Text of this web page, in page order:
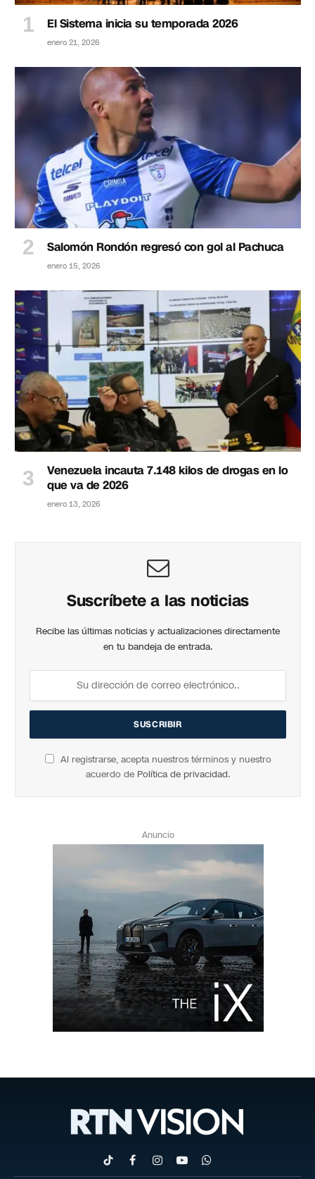
El Sistema inicia su temporada 2026
enero 21, 2026
Salomón Rondón regresó con gol al Pachuca
enero 15, 2026
Venezuela incauta 7.148 kilos de drogas en lo
que va de 2026
enero 13, 2026
Suscríbete a las noticias
Recibe las últimas noticias y actualizaciones directamente
en tu bandeja de entrada.
Al registrarse, acepta nuestros términos y nuestro
acuerdo de Política de privacidad.
Anuncio
TikTokFacebookInstagram
YouTubeWhatsApp